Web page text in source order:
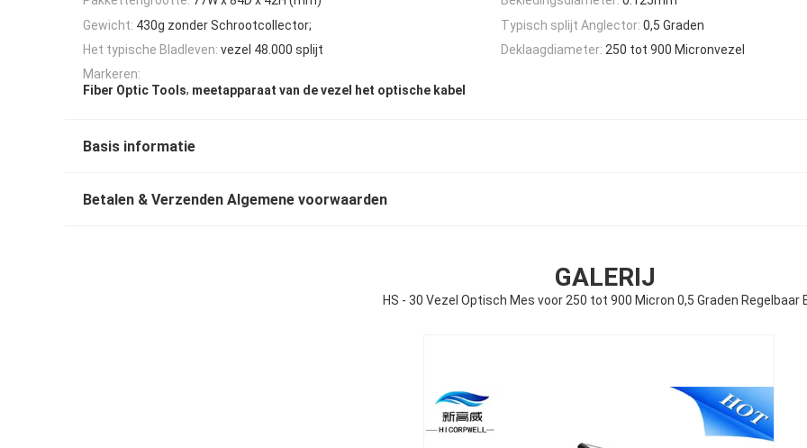
Gewicht: 430g zonder Schrootcollector; Typisch splijt Anglector: 0,5 Graden
Het typische Bladleven: vezel 48.000 splijt Deklaagdiameter: 250 tot 900 Micronvezel
Markeren:
Fiber Optic Tools, meetapparaat van de vezel het optische kabel
Basis informatie
Betalen & Verzenden Algemene voorwaarden
GALERIJ
HS - 30 Vezel Optisch Mes voor 250 tot 900 Micron 0,5 Graden Regelbaar